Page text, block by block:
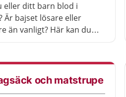
eller ditt barn blod i
Är bajset lösare eller
än vanligt? Här kan du
och matstrupe